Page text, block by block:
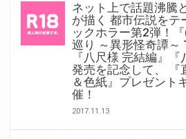
ネット上で話題沸騰
が描く 都市伝説をテ
ックホラー第2弾！
巡り ～異形怪奇譚～
『八尺様 完結編』
発売を記念して、 『
＆色紙』プレゼント
催！
2017.11.13